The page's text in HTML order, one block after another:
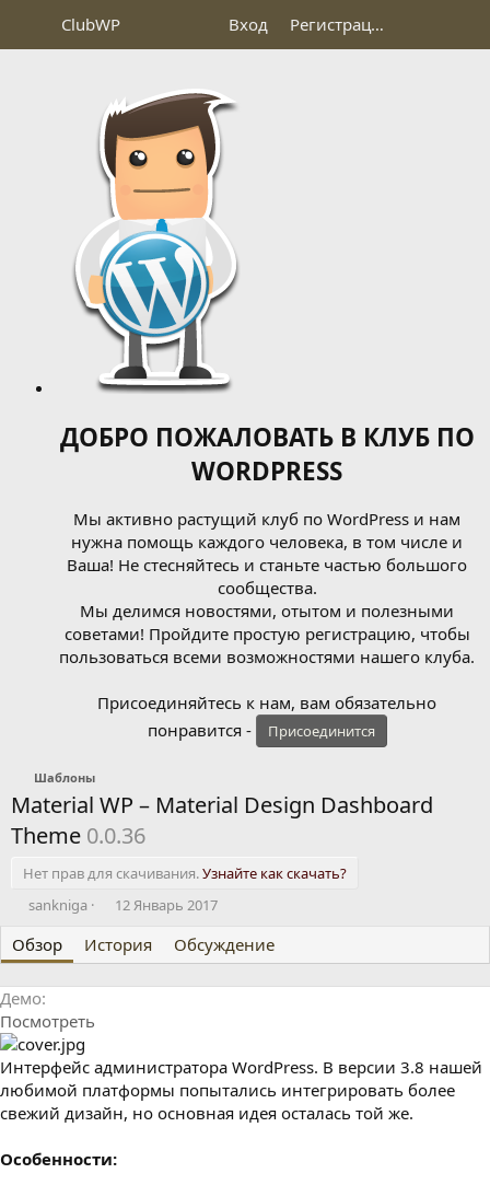
ClubWP Вход Регистрация
ДОБРО ПОЖАЛОВАТЬ В КЛУБ ПО
WORDPRESS
Мы активно растущий клуб по WordPress и нам
нужна помощь каждого человека, в том числе и
Ваша! Не стесняйтесь и станьте частью большого
сообщества.
Мы делимся новостями, отытом и полезными
советами! Пройдите простую регистрацию, чтобы
пользоваться всеми возможностями нашего клуба.
Присоединяйтесь к нам, вам обязательно
понравится -
Присоединится
Шаблоны
Material WP – Material Design Dashboard
Theme 0.0.36
Нет прав для скачивания.Узнайте как скачать?
А
т
о
р
sankniga
Д
т
а
с
а
и
я
12 Январь 2017
Обзор История Обсуждение
Демо
Посмотреть
Интерфейс администратора WordPress. В версии 3.8 нашей
любимой платформы попытались интегрировать более
свежий дизайн, но основная идея осталась той же.
Особенности: